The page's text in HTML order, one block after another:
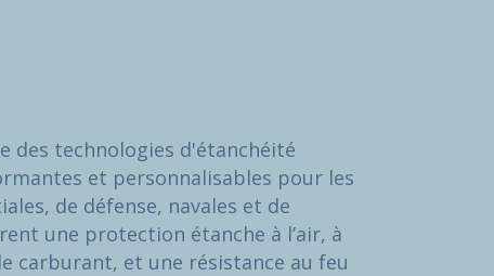
des technologies d'étanchéité
et personnalisables pour les
de défense, navales et de
une protection étanche à l’air, à
carburant, et une résistance au feu